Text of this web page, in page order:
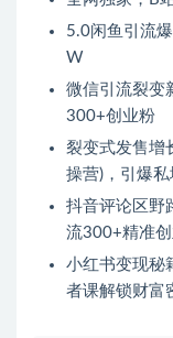
5.0闲鱼引流
W
微信引流裂变
300+创业粉
裂变式发售增
操营)，引爆
抖音评论区野
流300+精准
小红书变现秘
者课解锁财富